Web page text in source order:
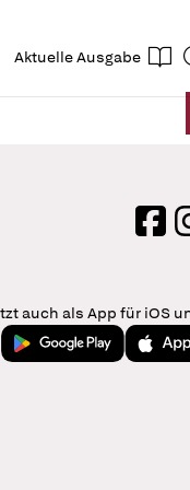
Aktuelle Ausgabe
login
auch als App für iOS
Jetzt bei Google Play
Laden